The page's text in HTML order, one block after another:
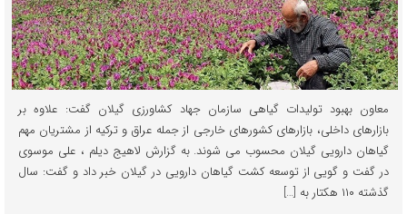
معاون بهبود تولیدات گیاهی سازمان جهاد کشاورزی گیلان گفت: علاوه بر
بازارهای داخلی، بازارهای کشورهای خارجی از جمله عراق و ترکیه از مشتریان مهم
گیاهان دارویی گیلان محسوب می شوند. به گزارش لاهیج دیلم ، علی موسوی
در گفت و گویی از توسعه کشت گیاهان دارویی در گیلان خبر داد و گفت: سال
گذشته ۱۱۰ هکتار به […]